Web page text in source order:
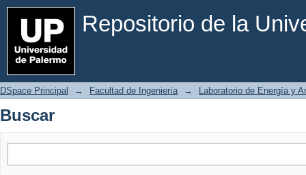
Repositorio de la
Buscar
DSpace Principal → Facultad de Ingeniería → Laboratorio de Energía y
Buscar